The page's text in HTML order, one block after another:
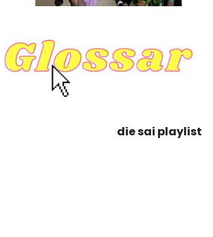
die sai playlist